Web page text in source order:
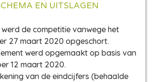
EN UITSLAGEN
de competitie vanwege het
27 maart 2020 opgeschort.
werd opgemaakt op basis van
12 maart 2020.
van de eindcijfers (behaalde